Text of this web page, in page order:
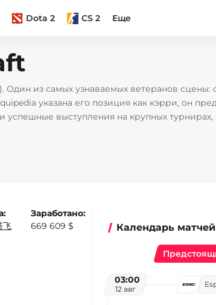
Dota 2 CS 2 Еще
из самых узнаваемых ветеранов сцены:
указана его позиция как кэрри, он
выступления на крупных
飞
Заработано:
669 609 $
Календарь матчей
03:00
12 авг